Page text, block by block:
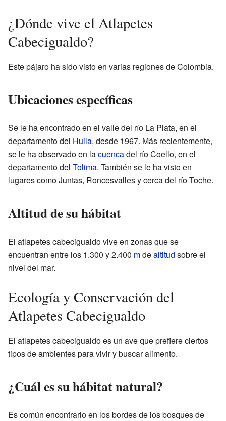
¿Dónde vive el Atlapetes
Cabecigualdo?
Este pájaro ha sido visto en varias regiones de Colombia.
Ubicaciones específicas
Se le ha encontrado en el valle del río La Plata, en el
departamento del Huila, desde 1967. Más recientemente,
se le ha observado en lacuencadel río Coello, en el
departamento del Tolima. También se le ha visto en
lugares como Juntas, Roncesvalles y cerca del río Toche.
Altitud de su hábitat
El atlapetes cabecigualdo vive en zonas que se
encuentran entre los 1.300 y 2.400 mdealtitud sobre el
nivel del mar.
Ecología y Conservación del
Atlapetes Cabecigualdo
El atlapetes cabecigualdo es un ave que prefiere ciertos
tipos de ambientes para vivir y buscar alimento.
¿Cuál es su hábitat natural?
Es común encontrarlo en los bordes de los bosques de